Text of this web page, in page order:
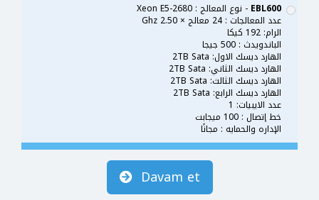
EBL600 - نوع المعالج : Xeon E5-2680
عدد المعالجات : 24 معالج × 2.50 Ghz
الرام: 192 كيكا
الباندويدث : 500 جيجا
الهارد ديسك الاول: 2TB Sata
الهارد ديسك الثاني: 2TB Sata
الهارد ديسك الثالث: 2TB Sata
الهارد ديسك الرابع: 2TB Sata
عدد الايبيات: 1
خط إتصال : 100 ميجابت
الإداره والحمايه : مجانًا
Davam et